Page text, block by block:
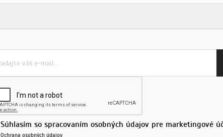
Súhlasím so spracovaním osobných údajov pre marketingové
Ochrana osobných údajov